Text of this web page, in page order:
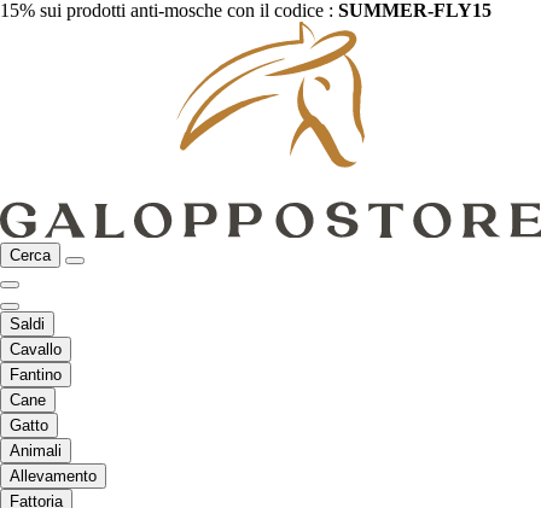
15% sui prodotti anti-mosche con il codice : SUMMER-FLY15
Cerca
Saldi
Cavallo
Fantino
Cane
Gatto
Animali
Allevamento
Fattoria